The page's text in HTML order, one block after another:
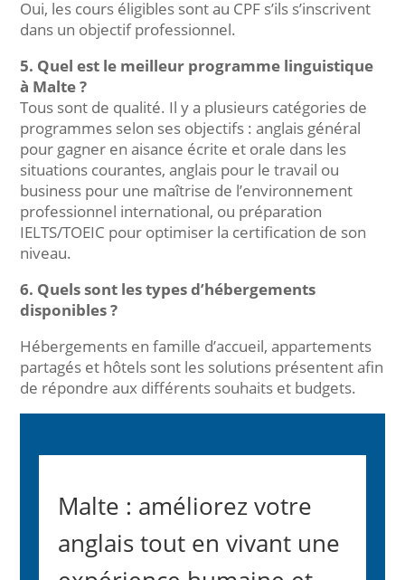
Oui, les cours éligibles sont au CPF s’ils s’inscrivent
dans un objectif professionnel.
5. Quel est le meilleur programme linguistique
à Malte ?
Tous sont de qualité. Il y a plusieurs catégories de
programmes selon ses objectifs : anglais général
pour gagner en aisance écrite et orale dans les
situations courantes, anglais pour le travail ou
business pour une maîtrise de l’environnement
professionnel international, ou préparation
IELTS/TOEIC pour optimiser la certification de son
niveau.
6. Quels sont les types d’hébergements
disponibles ?
Hébergements en famille d’accueil, appartements
partagés et hôtels sont les solutions présentent afin
de répondre aux différents souhaits et budgets.
Malte : améliorez votre
anglais tout en vivant une